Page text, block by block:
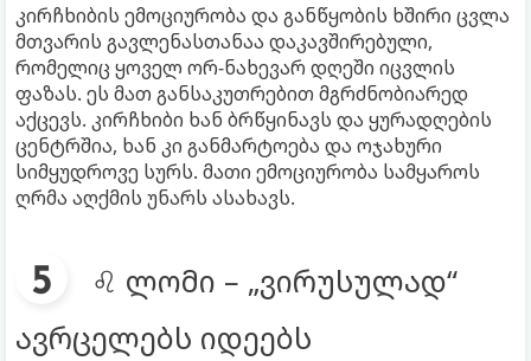
კირჩხიბის ემოციურობა და განწყობის ხშირი ცვლა
მთვარის გავლენასთანაა დაკავშირებული,
რომელიც ყოველ ორ-ნახევარ დღეში იცვლის
ფაზას. ეს მათ განსაკუთრებით მგრძნობიარედ
აქცევს. კირჩხიბი ხან ბრწყინავს და ყურადღების
ცენტრშია, ხან კი განმარტოება და ოჯახური
სიმყუდროვე სურს. მათი ემოციურობა სამყაროს
ღრმა აღქმის უნარს ასახავს.
♌ ლომი – „ვირუსულად“
ავრცელებს იდეებს